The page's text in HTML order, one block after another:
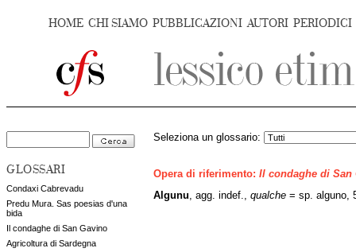
HOME CHI SIAMO PUBBLICAZIONI AUTORI PERIODICI
GLOSSARI
Condaxi Cabrevadu
Predu Mura. Sas poesias d'una
bida
Il condaghe di San Gavino
Agricoltura di Sardegna
Seleziona un glossario:
Opera di riferimento: Il condaghe di San
Algunu , agg. indef., qualche = sp. alguno,